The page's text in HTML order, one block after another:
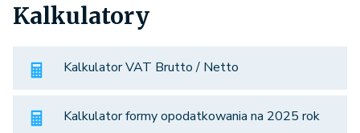
Kalkulatory
Kalkulator VAT Brutto / Netto
Kalkulator formy opodatkowania na 2025 rok